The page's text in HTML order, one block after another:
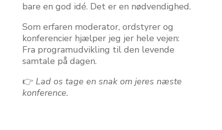
bare en god idé. Det er en nødvendighed.
Som erfaren moderator, ordstyrer og
konferencier hjælper jeg jer hele vejen:
Fra programudvikling til den levende
samtale på dagen.
👉 Lad os tage en snak om jeres næste
konference.